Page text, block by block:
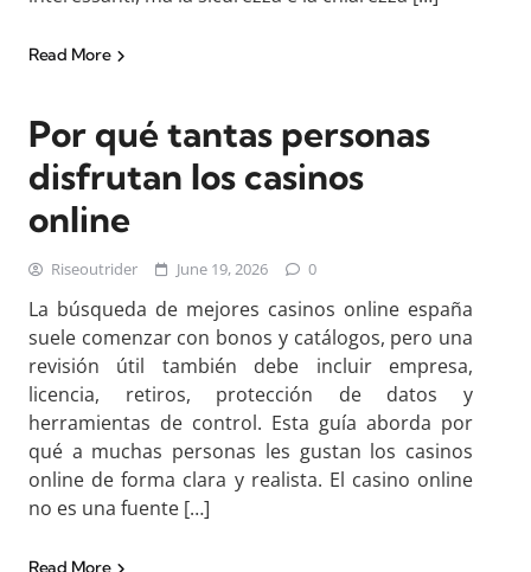
Read More
Por qué tantas personas
disfrutan los casinos
online
Riseoutrider June 19, 2026 0
La búsqueda de mejores casinos online españa
suele comenzar con bonos y catálogos, pero una
revisión útil también debe incluir empresa,
licencia, retiros, protección de datos y
herramientas de control. Esta guía aborda por
qué a muchas personas les gustan los casinos
online de forma clara y realista. El casino online
no es una fuente […]
Read More